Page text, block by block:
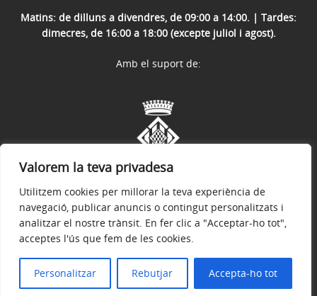
Valorem la teva privadesa
Utilitzem cookies per millorar la teva experiència de
navegació, publicar anuncis o contingut personalitzats i
analitzar el nostre trànsit. En fer clic a "Acceptar-ho tot",
acceptes l'ús que fem de les cookies.
Personalitzar Rebutjar Accepta-ho tot
Matins: de dilluns a divendres, de 09:00 a 14:00. | Tardes:
dimecres, de 16:00 a 18:00 (excepte juliol i agost).
Avís legal Política de privacitat
© 2026
Amb el suport de: